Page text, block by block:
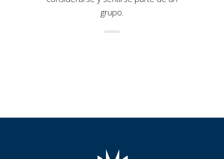
grupo.